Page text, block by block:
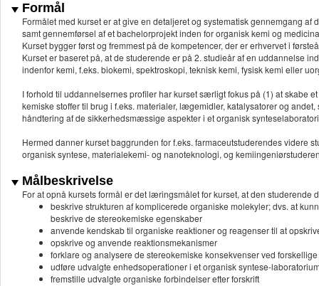
Formål
Formålet med kurset er at give en detaljeret og systematisk gennemgang
samt gennemførsel af et bachelorprojekt inden for organisk kemi og
Kurset bygger først og fremmest på de kompetencer, der er erhvervet i
Kurset er baseret på, at de studerende er på 2. studieår af en uddannelse
indenfor kemi, f.eks. biokemi, spektroskopi, teknisk kemi, fysisk kemi eller
I forhold til uddannelsernes profiler har kurset særligt fokus på (1) at skabe
kemiske stoffer til brug i f.eks. materialer, lægemidler, katalysatorer og
håndtering af de sikkerhedsmæssige aspekter i et organisk
Hermed danner kurset baggrunden for f.eks. farmaceutstuderendes
organisk syntese, materialekemi- og nanoteknologi, og
Målbeskrivelse
For at opnå kursets formål er det læringsmålet for kurset, at den studerende
beskrive strukturen af komplicerede organiske molekyler; dvs. at
beskrive de stereokemiske egenskaber
anvende kendskab til organiske reaktioner og reagenser til at
opskrive og anvende reaktionsmekanismer
forklare og analysere de stereokemiske konsekvenser ved
udføre udvalgte enhedsoperationer i et organisk syntese-
fremstille udvalgte organiske forbindelser efter forskrift